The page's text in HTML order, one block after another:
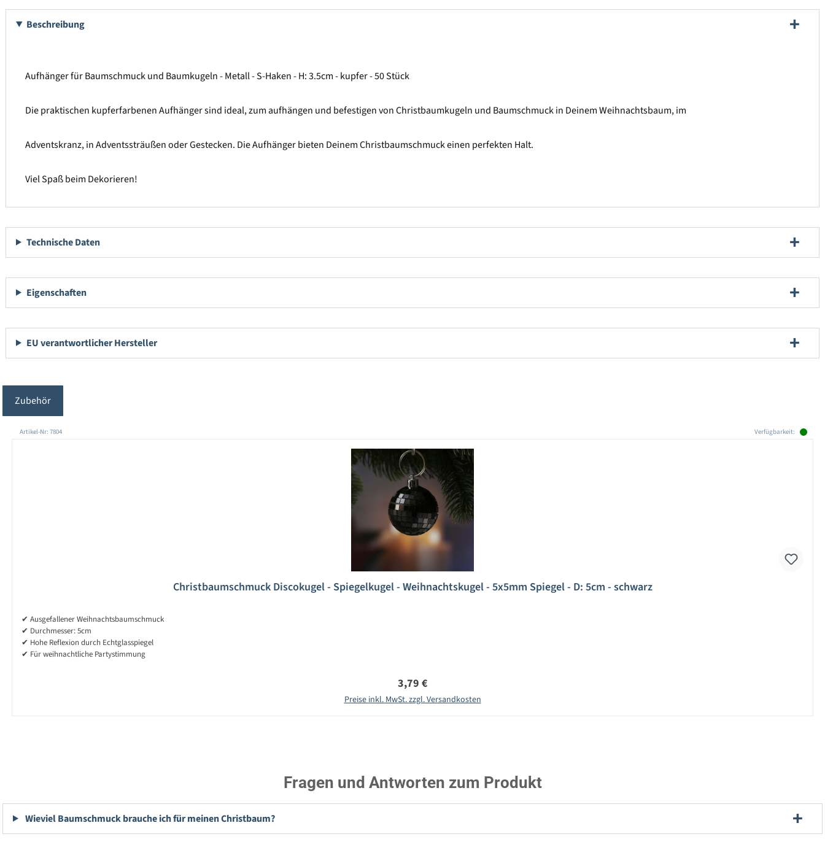
Beschreibung
Aufhänger für Baumschmuck und Baumkugeln - Metall - S-Haken - H: 3.5cm - kupfer - 50 Stück
Die praktischen kupferfarbenen Aufhänger sind ideal, zum aufhängen und befestigen von Christbaumkugeln und Baumschmuck in Deinem Weihnachtsbaum, im
Adventskranz, in Adventssträußen oder Gestecken. Die Aufhänger bieten Deinem Christbaumschmuck einen perfekten Halt.
Viel Spaß beim Dekorieren!
Technische Daten
Eigenschaften
EU verantwortlicher Hersteller
Zubehör
Produktgalerie überspringen
Artikel-Nr: 7804 Verfügbarkeit:
Christbaumschmuck Discokugel - Spiegelkugel - Weihnachtskugel - 5x5mm Spiegel - D: 5cm - schwarz
✔ Ausgefallener Weihnachtsbaumschmuck
✔ Durchmesser: 5cm
✔ Hohe Reflexion durch Echtglasspiegel
✔ Für weihnachtliche Partystimmung
Regulärer Preis:
3,79 €
Preise inkl. MwSt. zzgl. Versandkosten
Fragen und Antworten zum Produkt
Wieviel Baumschmuck brauche ich für meinen Christbaum?